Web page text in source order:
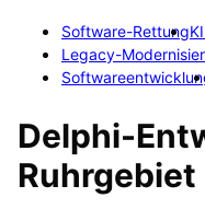
Software-Rettung
Legacy-
Delphi-
Ruhrgebiet